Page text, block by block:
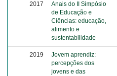
2017
Anais do II Simpósio
de Educação e
Ciências: educação,
alimento e
sustentabilidade
2019
Jovem aprendiz:
percepções dos
jovens e das